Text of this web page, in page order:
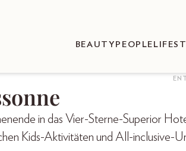
BEAUTY PEOPLE
in das Vier-Sterne-Superior
Kids-Aktivitäten und All-inclusive-